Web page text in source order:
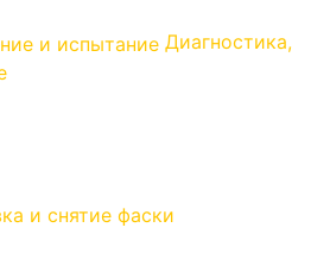
Диагностика,
и снятие фаски